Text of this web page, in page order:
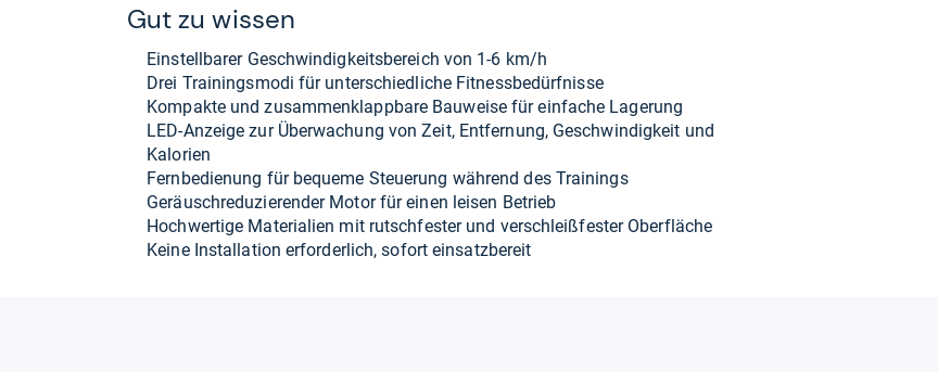
Gut zu wis­sen
Ein­stell­ba­rer Geschwin­dig­keits­be­reich von 1-​6 km/h
Drei Trai­nings­modi für unter­schied­li­che Fit­ness­be­dürf­nisse
Kom­pakte und zusam­men­klapp­bare Bau­weise für ein­fa­che Lage­rung
LED-​Anzeige zur Über­wa­chung von Zeit, Ent­fer­nung, Geschwin­dig­keit und
Kalo­rien
Fern­be­die­nung für bequeme Steue­rung wäh­rend des Trai­nings
Geräusch­re­du­zie­ren­der Motor für einen lei­sen Betrieb
Hoch­wer­tige Mate­ria­lien mit rutsch­fes­ter und ver­schleiß­fes­ter Ober­flä­che
Keine Instal­la­tion erfor­der­lich, sofort ein­satz­be­reit